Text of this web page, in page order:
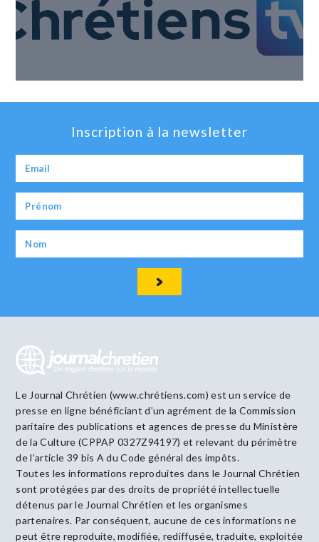
Inscription à la newsletter
Le Journal Chrétien (www.chrétiens.com) est un service de
presse en ligne bénéficiant d’un agrément de la Commission
paritaire des publications et agences de presse du Ministère
de la Culture (CPPAP 0327Z94197) et relevant du périmètre
de l’article 39 bis A du Code général des impôts.
Toutes les informations reproduites dans le Journal Chrétien
sont protégées par des droits de propriété intellectuelle
détenus par le Journal Chrétien et les organismes
partenaires. Par conséquent, aucune de ces informations ne
peut être reproduite, modifiée, rediffusée, traduite, exploitée